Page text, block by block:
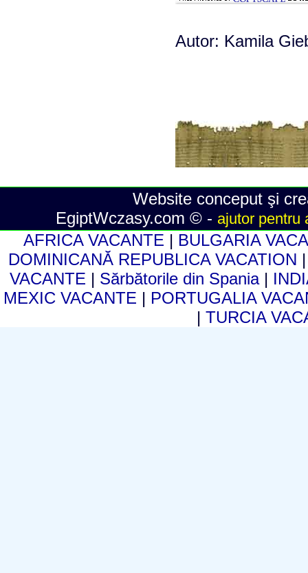
Autor: Kamila
Website conceput şi
EgiptWczasy.com © - ajutor pentru
AFRICA VACANTE | BULGARIA
DOMINICANĂ REPUBLICA VACATION
VACANTE | Sărbătorile din Spania |
MEXIC VACANTE | PORTUGALIA
| TURCIA